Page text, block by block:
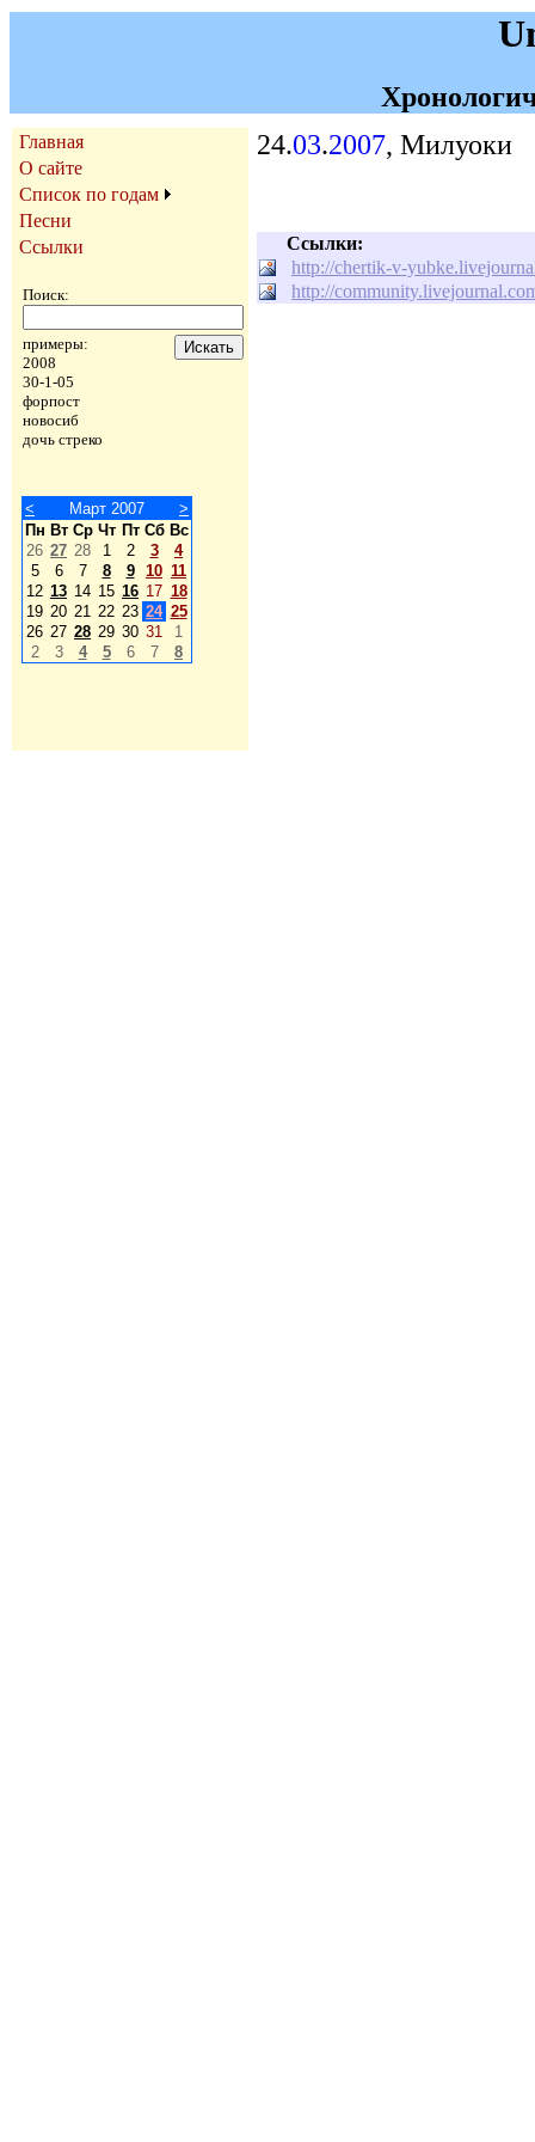
Главная
О сайте
Список по годам
Песни
Ссылки
Поиск:
примеры:
2008
30-1-05
форпост
новосиб
дочь стреко
< Март 2007
>
Пн Вт Ср Чт Пт Сб Вс
26 27 28 1 2 3
4
5
6 7 8 9 10 11
12 13 14 15 16 17 18
19 20 21 22 23 24 25
26 27 28 29 30 31
1
2
3 4 5 6 7 8
24.03.2007, Милуоки
Ссылки:
http://chertik-v-
http://